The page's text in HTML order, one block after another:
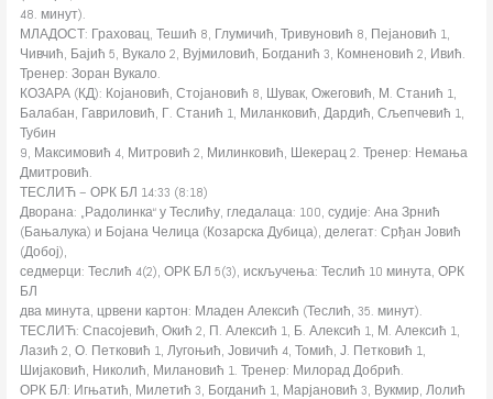
48. минут).
МЛАДОСТ: Граховац, Тешић 8, Глумичић, Тривуновић 8, Пејановић 1,
Чивчић, Бајић 5, Вукало 2, Вујмиловић, Богданић 3, Комненовић 2, Ивић.
Тренер: Зоран Вукало.
КОЗАРА (КД): Којановић, Стојановић 8, Шувак, Ожеговић, М. Станић 1,
Балабан, Гавриловић, Г. Станић 1, Миланковић, Дардић, Сљепчевић 1,
Тубин
9, Максимовић 4, Митровић 2, Милинковић, Шекерац 2. Тренер: Немања
Дмитровић.
ТЕСЛИЋ – ОРК БЛ 14:33 (8:18)
Дворана: „Радолинка“ у Теслићу, гледалаца: 100, судије: Ана Зрнић
(Бањалука) и Бојана Челица (Козарска Дубица), делегат: Срђан Јовић
(Добој),
седмерци: Теслић 4(2), ОРК БЛ 5(3), искључења: Теслић 10 минута, ОРК
БЛ
два минута, црвени картон: Младен Алексић (Теслић, 35. минут).
ТЕСЛИЋ: Спасојевић, Окић 2, П. Алексић 1, Б. Алексић 1, М. Алексић 1,
Лазић 2, О. Петковић 1, Лугоњић, Јовичић 4, Томић, Ј. Петковић 1,
Шијаковић, Николић, Милановић 1. Тренер: Милорад Добрић.
ОРК БЛ: Игњатић, Милетић 3, Богданић 1, Марјановић 3, Вукмир, Лолић